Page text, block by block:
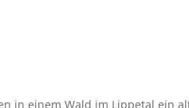
in einem Wald im Lippetal ein